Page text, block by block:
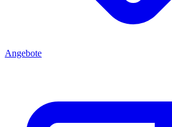
Angebote